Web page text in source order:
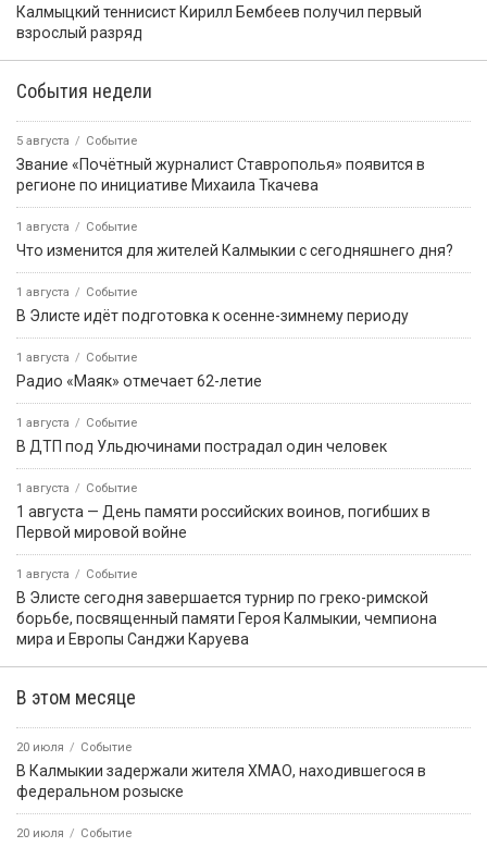
Калмыцкий теннисист Кирилл Бембеев получил первый
взрослый разряд
События недели
5 августа Событие
Звание «Почётный журналист Ставрополья» появится в
регионе по инициативе Михаила Ткачева
1 августа Событие
Что изменится для жителей Калмыкии с сегодняшнего дня?
1 августа Событие
В Элисте идёт подготовка к осенне-зимнему периоду
1 августа Событие
Радио «Маяк» отмечает 62-летие
1 августа Событие
В ДТП под Ульдючинами пострадал один человек
1 августа Событие
1 августа — День памяти российских воинов, погибших в
Первой мировой войне
1 августа Событие
В Элисте сегодня завершается турнир по греко-римской
борьбе, посвященный памяти Героя Калмыкии, чемпиона
мира и Европы Санджи Каруева
В этом месяце
20 июля Событие
В Калмыкии задержали жителя ХМАО, находившегося в
федеральном розыске
20 июля Событие